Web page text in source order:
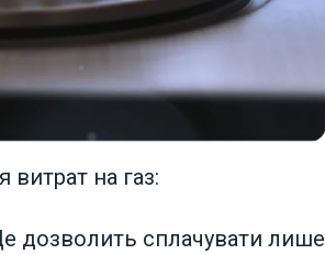
на газ:
дозволить сплачувати лише